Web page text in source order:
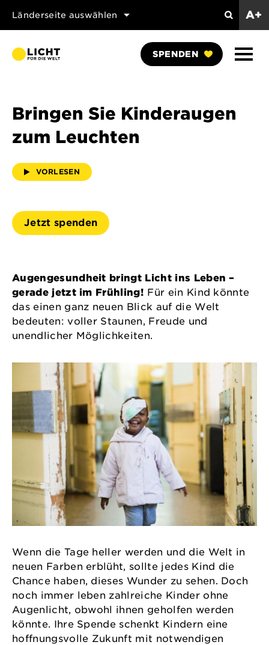
Länderseite auswählen
Suchen
A+
SPENDEN
Bringen Sie Kinderaugen
zum Leuchten
VORLESEN
Jetzt spenden
Augengesundheit bringt Licht ins Leben –
gerade jetzt im Frühling! Für ein Kind könnte
das einen ganz neuen Blick auf die Welt
bedeuten: voller Staunen, Freude und
unendlicher Möglichkeiten.
Wenn die Tage heller werden und die Welt in
neuen Farben erblüht, sollte jedes Kind die
Chance haben, dieses Wunder zu sehen. Doch
noch immer leben zahlreiche Kinder ohne
Augenlicht, obwohl ihnen geholfen werden
könnte. Ihre Spende schenkt Kindern eine
hoffnungsvolle Zukunft mit notwendigen